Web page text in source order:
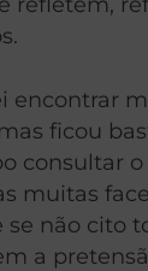
encontrar
ficou
consultar o
muitas
não cito
a